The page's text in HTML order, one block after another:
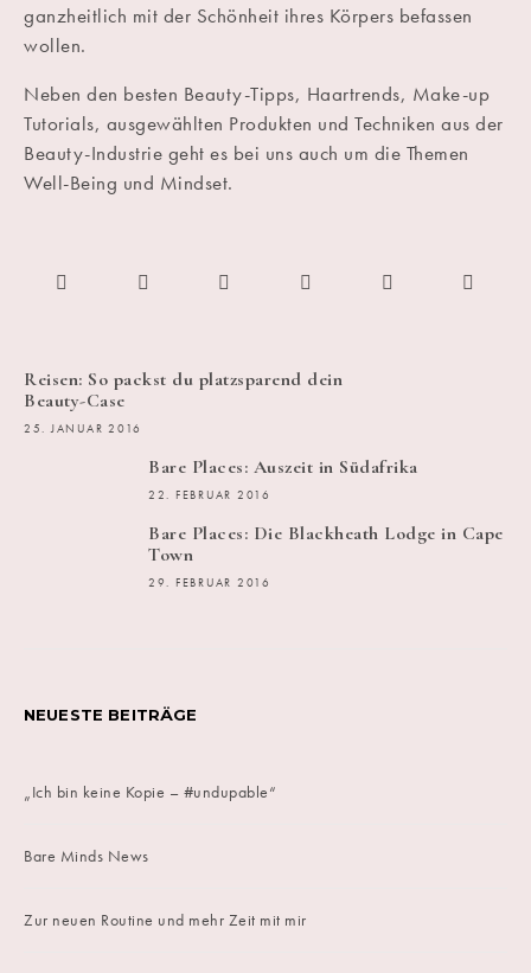
ganzheitlich mit der Schönheit ihres Körpers befassen
wollen.
Neben den besten Beauty-Tipps, Haartrends, Make-up
Tutorials, ausgewählten Produkten und Techniken aus der
Beauty-Industrie geht es bei uns auch um die Themen
Well-Being und Mindset.
Reisen: So packst du platzsparend dein
Beauty-Case
25. JANUAR 2016
Bare Places: Auszeit in Südafrika
22. FEBRUAR 2016
Bare Places: Die Blackheath Lodge in Cape
Town
29. FEBRUAR 2016
NEUESTE BEITRÄGE
„Ich bin keine Kopie – #undupable“
Bare Minds News
Zur neuen Routine und mehr Zeit mit mir